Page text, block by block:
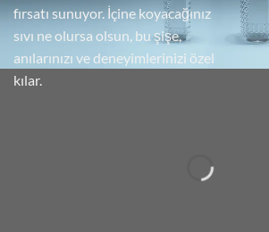
fırsatı sunuyor. İçine koyacağınız
sıvı ne olursa olsun, bu şişe,
anılarınızı ve deneyimlerinizi özel
kılar.